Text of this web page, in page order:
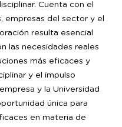
Cuenta con el
empresas del sector y el
resulta esencial
las necesidades reales
más eficaces y
y el impulso
y la Universidad
única para
en materia de